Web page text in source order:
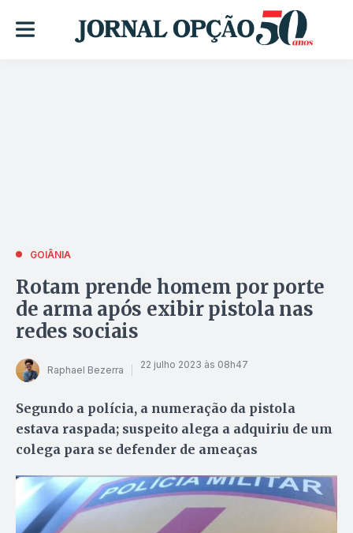
GOIÂNIA
Rotam prende homem por porte
de arma após exibir pistola nas
redes sociais
Raphael Bezerra 22 julho 2023 às 08h47
Segundo a polícia, a numeração da pistola
estava raspada; suspeito alega a adquiriu de um
colega para se defender de ameaças